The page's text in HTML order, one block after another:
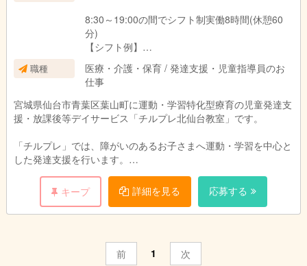
8:30～19:00の間でシフト制実働8時間(休憩60
分)
【シフト例】
■8:30～17:30
■9:00～18:00
■9:30～18:30 等
※勤務時間相談可
職種
医療・介護・保育 / 発達支援・児童指導員のお
仕事
宮城県仙台市青葉区葉山町に運動・学習特化型療育の児童発達支
援・放課後等デイサービス「チルプレ北仙台教室」です。
「チルプレ」では、障がいのあるお子さまへ運動・学習を中心と
した発達支援を行います。
お子さまの対象年齢は2歳～小学6年生迄です。
午前・午後の二部制で１日10名程度のお子さまに支援を行いま
(例)午前5名、午後5名
キープ 詳細を見る 応募する
前 1 次